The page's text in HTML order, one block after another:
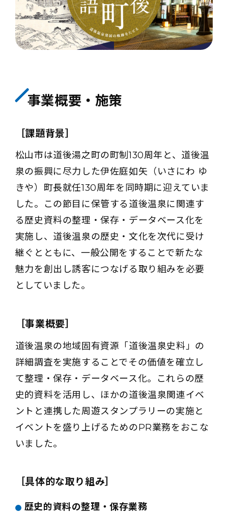
事業概要・施策
［課題背景］
松山市は道後湯之町の町制130周年と、道後温
泉の振興に尽力した伊佐庭如矢（いさにわ ゆ
きや）町長就任130周年を同時期に迎えていま
した。この節目に保管する道後温泉に関連す
る歴史資料の整理・保存・データベース化を
実施し、道後温泉の歴史・文化を次代に受け
継ぐとともに、一般公開をすることで新たな
魅力を創出し誘客につなげる取り組みを必要
としていました。
［事業概要］
道後温泉の地域固有資源「道後温泉史料」の
詳細調査を実施することでその価値を確立し
て整理・保存・データベース化。これらの歴
史的資料を活用し、ほかの道後温泉関連イベ
ントと連携した周遊スタンプラリーの実施と
イベントを盛り上げるためのPR業務をおこな
いました。
［具体的な取り組み］
歴史的資料の整理・保存業務